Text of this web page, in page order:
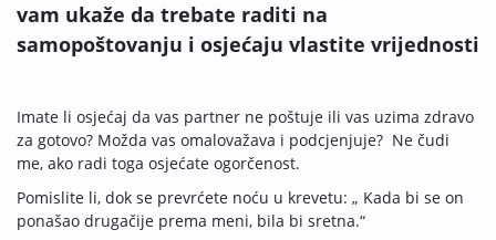
vam ukaže da trebate raditi na
samopoštovanju i osjećaju vlastite vrijednosti
Imate li osjećaj da vas partner ne poštuje ili vas uzima zdravo
za gotovo? Možda vas omalovažava i podcjenjuje? Ne čudi
me, ako radi toga osjećate ogorčenost.
Pomislite li, dok se prevrćete noću u krevetu: „ Kada bi se on
ponašao drugačije prema meni, bila bi sretna.“